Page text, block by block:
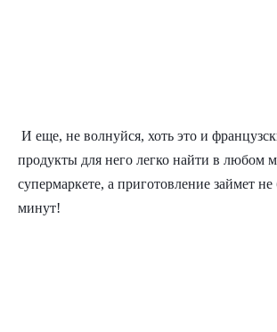
И еще, не волнуйся, хоть это и
продукты для него легко найти в любом
супермаркете, а приготовление займет
минут!